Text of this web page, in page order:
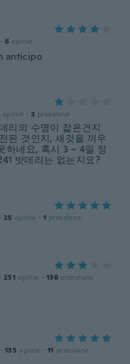
· 6 opinie
anticipo
opinie · 3 przesłane
리의 수명이 잛은건지
된 것인지, 새것을 끼우
하네요, 혹시 3 ~ 4일 정
밧데리는 없는지요?
· 25 opinie · 1 przesłane
· 251 opinie · 136 przesłane
· 135 opinie · 11 przesłane